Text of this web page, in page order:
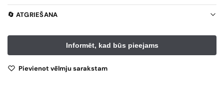
🔄 ATGRIEŠANA
Pievienot vēlmju sarakstam